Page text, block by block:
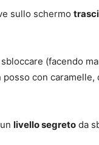
sullo schermo
(facendo
con caramelle,
livello segreto da